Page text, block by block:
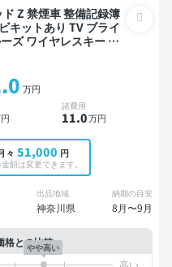
録簿
キットあり TV ブライ
ズ ワイヤレスキー ス
.0 万円
諸費用
11.0万円
々 51,000 円
額は変更できます。
出品地域
神奈川県
納期の目安
8月〜9月
格との比較
やや高い